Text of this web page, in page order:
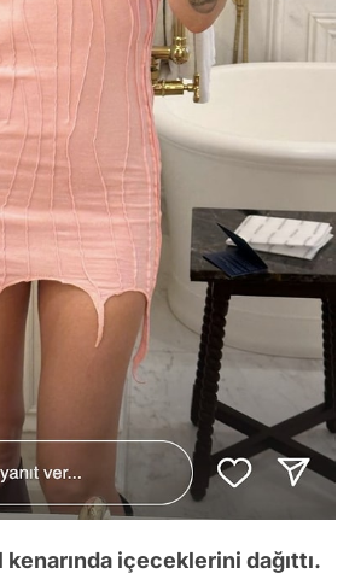
içeceklerini dağıttı.